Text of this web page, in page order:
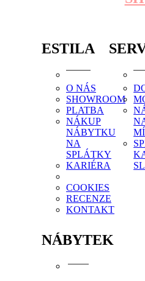
ESTILA
O NÁS
SHOWROOM
PLATBA
NÁKUP
NÁBYTKU
NA
SPLÁTKY
KARIÉRA
COOKIES
RECENZE
KONTAKT
NÁBYTEK